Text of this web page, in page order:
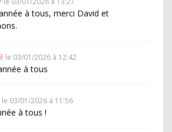
à tous, merci David et
le 03/01/2026 à 12:42
à tous
le 03/01/2026 à 11:56
à tous !